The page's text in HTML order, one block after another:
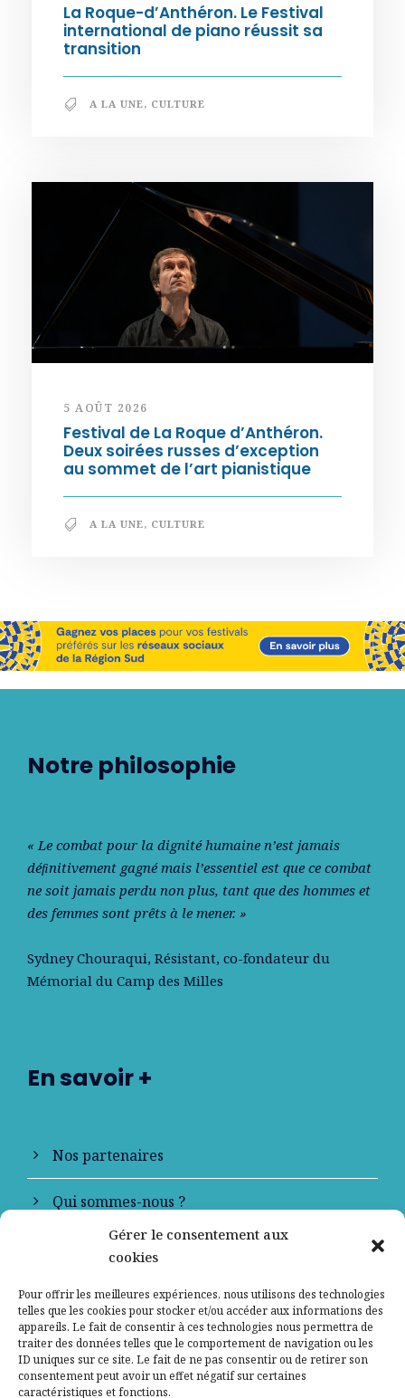
Gérer le consentement aux
cookies
Pour offrir les meilleures expériences, nous utilisons des technologies
telles que les cookies pour stocker et/ou accéder aux informations des
appareils. Le fait de consentir à ces technologies nous permettra de
traiter des données telles que le comportement de navigation ou les
ID uniques sur ce site. Le fait de ne pas consentir ou de retirer son
consentement peut avoir un effet négatif sur certaines
caractéristiques et fonctions.
La Roque-d’Anthéron. Le Festival
international de piano réussit sa
transition
A LA UNE, CULTURE
5 AOÛT 2026
Festival de La Roque d’Anthéron.
Deux soirées russes d’exception
au sommet de l’art pianistique
A LA UNE, CULTURE
Notre philosophie
« Le combat pour la dignité humaine n’est jamais
déﬁnitivement gagné mais l’essentiel est que ce combat
ne soit jamais perdu non plus, tant que des hommes et
des femmes sont prêts à le mener. »
Sydney Chouraqui, Résistant, co-fondateur du
Mémorial du Camp des Milles
En savoir +
Nos partenaires
Qui sommes-nous ?
Contactez-nous
Mentions légales
Politique de confidentialité